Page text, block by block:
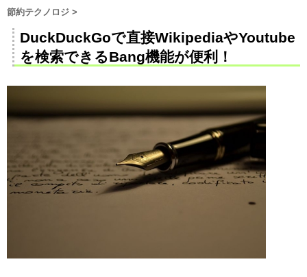
節約テクノロジ >
DuckDuckGoで直接WikipediaやYoutube
を検索できるBang機能が便利！